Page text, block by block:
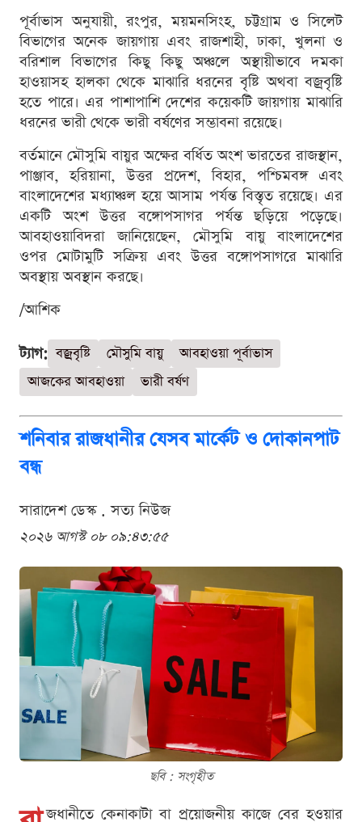
পূর্বাভাস অনুযায়ী, রংপুর, ময়মনসিংহ, চট্টগ্রাম ও সিলেট
বিভাগের অনেক জায়গায় এবং রাজশাহী, ঢাকা, খুলনা ও
বরিশাল বিভাগের কিছু কিছু অঞ্চলে অস্থায়ীভাবে দমকা
হাওয়াসহ হালকা থেকে মাঝারি ধরনের বৃষ্টি অথবা বজ্রবৃষ্টি
হতে পারে। এর পাশাপাশি দেশের কয়েকটি জায়গায় মাঝারি
ধরনের ভারী থেকে ভারী বর্ষণের সম্ভাবনা রয়েছে।
বর্তমানে মৌসুমি বায়ুর অক্ষের বর্ধিত অংশ ভারতের রাজস্থান,
পাঞ্জাব, হরিয়ানা, উত্তর প্রদেশ, বিহার, পশ্চিমবঙ্গ এবং
বাংলাদেশের মধ্যাঞ্চল হয়ে আসাম পর্যন্ত বিস্তৃত রয়েছে। এর
একটি অংশ উত্তর বঙ্গোপসাগর পর্যন্ত ছড়িয়ে পড়েছে।
আবহাওয়াবিদরা জানিয়েছেন, মৌসুমি বায়ু বাংলাদেশের
ওপর মোটামুটি সক্রিয় এবং উত্তর বঙ্গোপসাগরে মাঝারি
অবস্থায় অবস্থান করছে।
/আশিক
ট্যাগ: বজ্রবৃষ্টি মৌসুমি বায়ু
আবহাওয়া পূর্বাভাস
আজকের আবহাওয়া
ভারী বর্ষণ
শনিবার রাজধানীর যেসব মার্কেট ও দোকানপাট
বন্ধ
সারাদেশ ডেস্ক . সত্য নিউজ
২০২৬ আগস্ট ০৮ ০৯:৪৩:৫৫
ছবি : সংগৃহীত
জধানীতে কেনাকাটা বা প্রয়োজনীয় কাজে বের হওয়ার